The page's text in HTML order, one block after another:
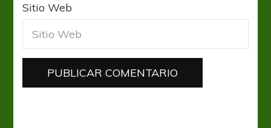
Sitio Web